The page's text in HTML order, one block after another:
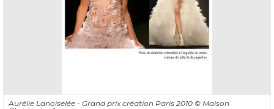
Aurélie Lanoiselée - Grand prix création Paris 2010 © Maison